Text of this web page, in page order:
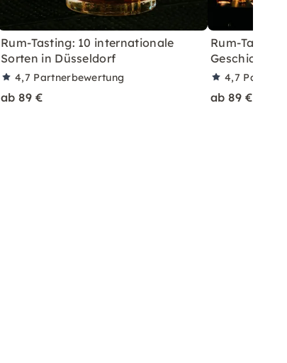
Rum-Tasting: 10 internationale
Sorten in Düsseldorf
4,7 Partnerbewertung
ab 89 €
Rum-
Geschichte
4,7
ab 89 €